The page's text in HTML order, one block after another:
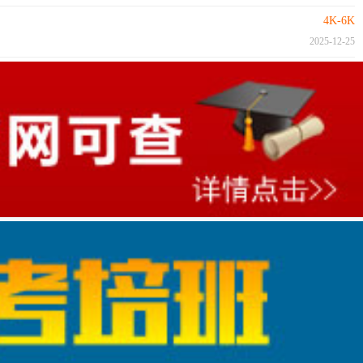
4K-6K
2025-12-25